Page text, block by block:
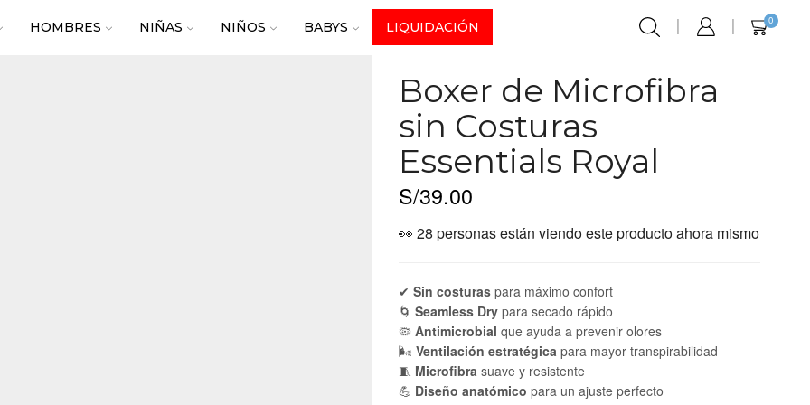
HOMBRES NIÑAS NIÑOS BABYS LIQUIDACIÓN 0
Boxer de Microfibra
sin Costuras
Essentials Royal
S/39.00
👀 28 personas están viendo este producto ahora mismo
✔ Sin costuraspara máximo confort
🌀 Seamless Drypara secado rápido
🦠 Antimicrobial que ayuda a prevenir olores
🌬️ Ventilación estratégicapara mayor transpirabilidad
🧵 Microfibrasuave y resistente
💪 Diseño anatómico para un ajuste perfecto